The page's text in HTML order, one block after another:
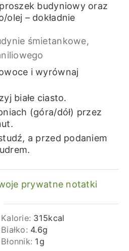
budyniowy oraz
olej – dokładnie
śmietankowe,
i wyrównaj
białe ciasto.
(góra/dół) przez
a przed podaniem
prywatne notatki
Kalorie: 315kcal
Białko: 4.6g
Błonnik: 1g